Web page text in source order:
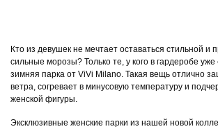
Кто из девушек не мечтает оставаться стильной и
сильные морозы? Только те, у кого в гардеробе уже
зимняя парка от ViVi Milano. Такая вещь отлично
ветра, согревает в минусовую температуру и
женской фигуры.
Эксклюзивные женские парки из нашей новой